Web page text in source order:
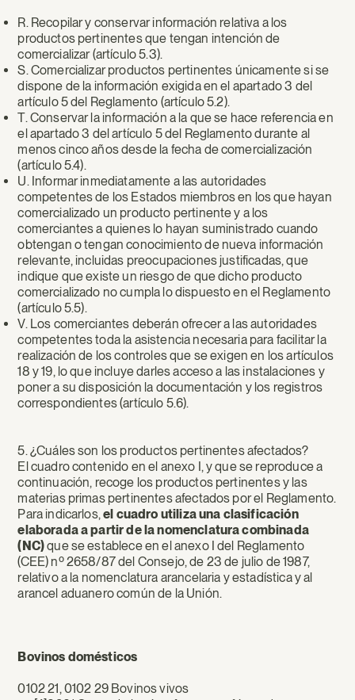
R. Recopilar y conservar información relativa a los
productos pertinentes que tengan intención de
comercializar (artículo 5.3).
S. Comercializar productos pertinentes únicamente si se
dispone de la información exigida en el apartado 3 del
artículo 5 del Reglamento (artículo 5.2).
T. Conservar la información a la que se hace referencia en
el apartado 3 del artículo 5 del Reglamento durante al
menos cinco años desde la fecha de comercialización
(artículo 5.4).
U. Informar inmediatamente a las autoridades
competentes de los Estados miembros en los que hayan
comercializado un producto pertinente y a los
comerciantes a quienes lo hayan suministrado cuando
obtengan o tengan conocimiento de nueva información
relevante, incluidas preocupaciones justificadas, que
indique que existe un riesgo de que dicho producto
comercializado no cumpla lo dispuesto en el Reglamento
(artículo 5.5).
V. Los comerciantes deberán ofrecer a las autoridades
competentes toda la asistencia necesaria para facilitar la
realización de los controles que se exigen en los artículos
18 y 19, lo que incluye darles acceso a las instalaciones y
poner a su disposición la documentación y los registros
correspondientes (artículo 5.6).
5. ¿Cuáles son los productos pertinentes afectados?
El cuadro contenido en el anexo I, y que se reproduce a
continuación, recoge los productos pertinentes y las
materias primas pertinentes afectados por el Reglamento.
Para indicarlos,el cuadro utiliza una clasificación
elaborada a partir de la nomenclatura combinada
(NC)que se establece en el anexo I del Reglamento
(CEE) nº 2658/87 del Consejo, de 23 de julio de 1987,
relativo a la nomenclatura arancelaria y estadística y al
arancel aduanero común de la Unión.
Bovinos domésticos
0102 21, 0102 29 Bovinos vivos